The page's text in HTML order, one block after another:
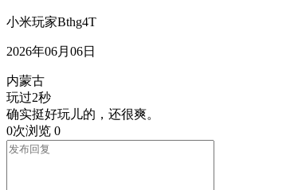
小米玩家Bthg4T
2026年06月06日
内蒙古
玩过2秒
确实挺好玩儿的，还很爽。
0次浏览 0